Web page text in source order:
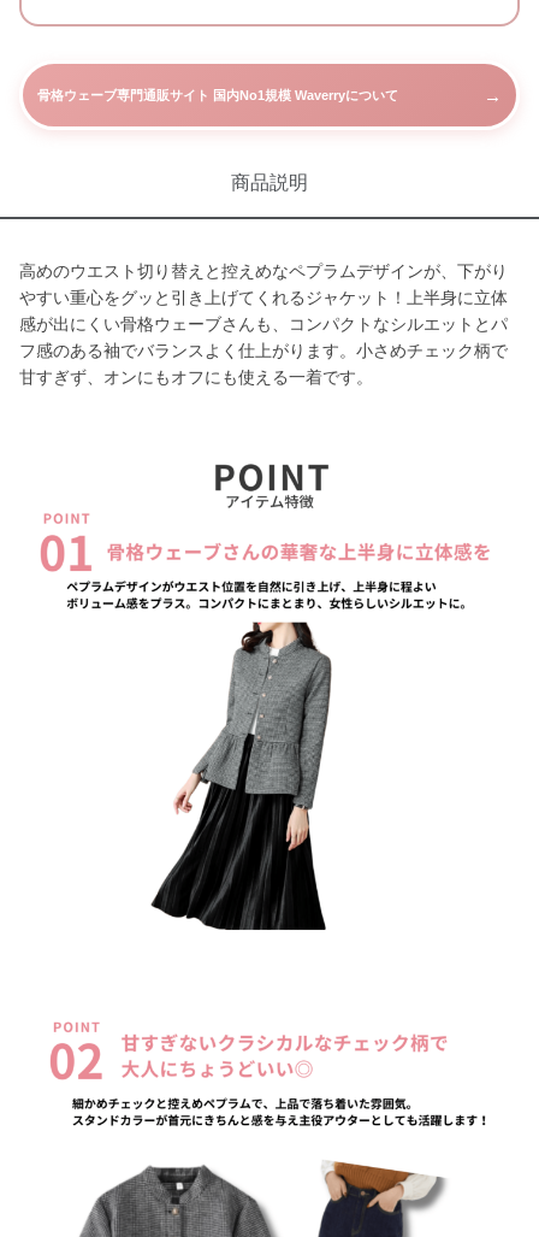
骨格ウェーブ専門通販サイト 国内No1規模 Waverryについて →
商品説明
高めのウエスト切り替えと控えめなペプラムデザインが、下がり
やすい重心をグッと引き上げてくれるジャケット！上半身に立体
感が出にくい骨格ウェーブさんも、コンパクトなシルエットとパ
フ感のある袖でバランスよく仕上がります。小さめチェック柄で
甘すぎず、オンにもオフにも使える一着です。